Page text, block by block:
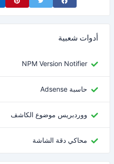
Share on Facebook
on Twitter
أدوات شعبية
NPM Version Notifier
حاسبة Adsense
ووردبريس موضوع الكاشف
محاكي دقة الشاشة